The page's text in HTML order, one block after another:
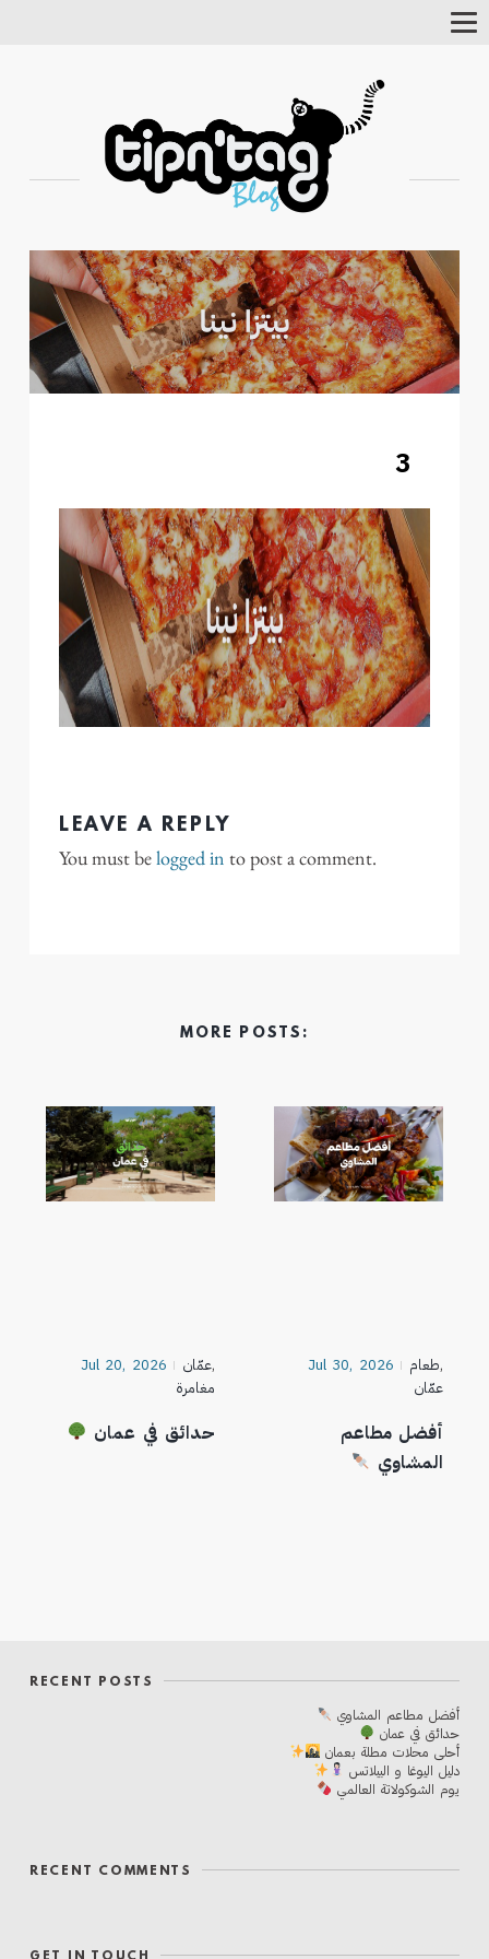
Toggle
3
LEAVE A REPLY
You must belogged in to post a comment.
MORE POSTS:
Jul 30, 2026 طعام,
عمّان
أفضل مطاعم
المشاوي
Jul 20, 2026 عمّان,
مغامرة
حدائق في عمان
RECENT POSTS
أفضل مطاعم المشاوي
حدائق في عمان
أحلی محلات مطلة بعمان
دليل اليوغا و البيلاتس
يوم الشوكولاتة العالمي
RECENT COMMENTS